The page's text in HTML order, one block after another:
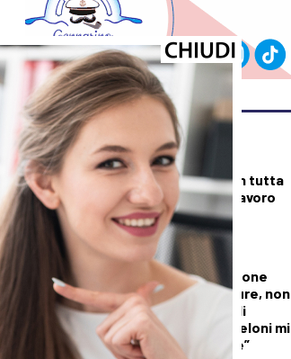
ULTIMI ARTICOLI
DALLA TOSCANA
Fiamme di bosco in tutta
la Regione, superlavoro
per l’Aib
DALLA TOSCANA
Conte in commissione
Covid: “Scavate pure, non
troverete niente di
illecito su di me. Meloni mi
diede del criminale”